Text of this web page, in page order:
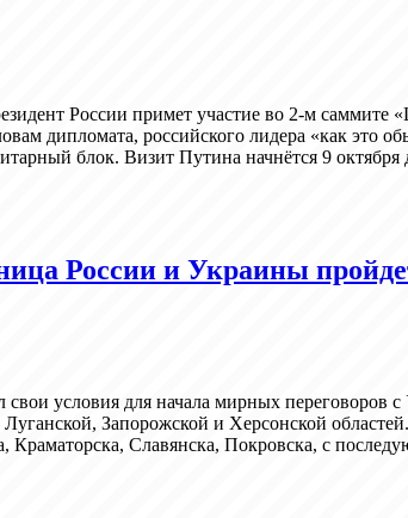
России примет участие во 2-м
дипломата, российского лидера «как это
блок. Визит Путина начнётся 9
России и Украины
условия для начала мирных переговоров
Запорожской и Херсонской
Краматорска, Славянска, Покровска, с